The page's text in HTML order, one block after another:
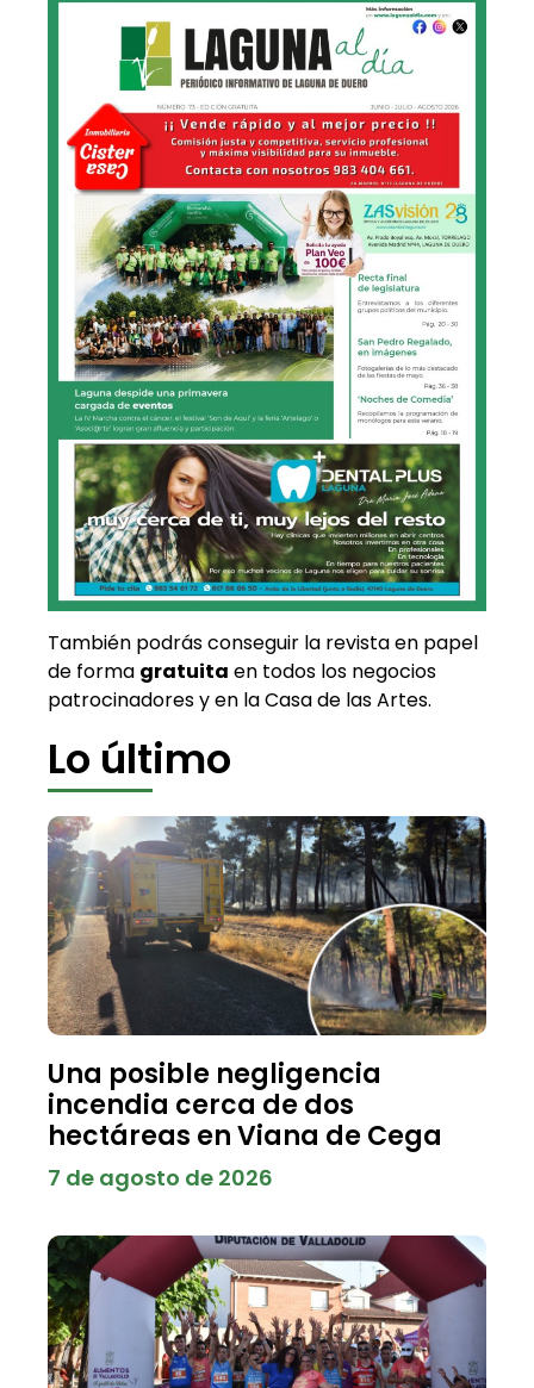
También podrás conseguir la revista en papel
de forma gratuita en todos los negocios
patrocinadores y en la Casa de las Artes.
Lo último
Una posible negligencia
incendia cerca de dos
hectáreas en Viana de Cega
7 de agosto de 2026